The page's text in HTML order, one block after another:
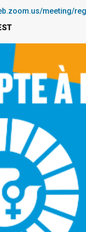
meeting/